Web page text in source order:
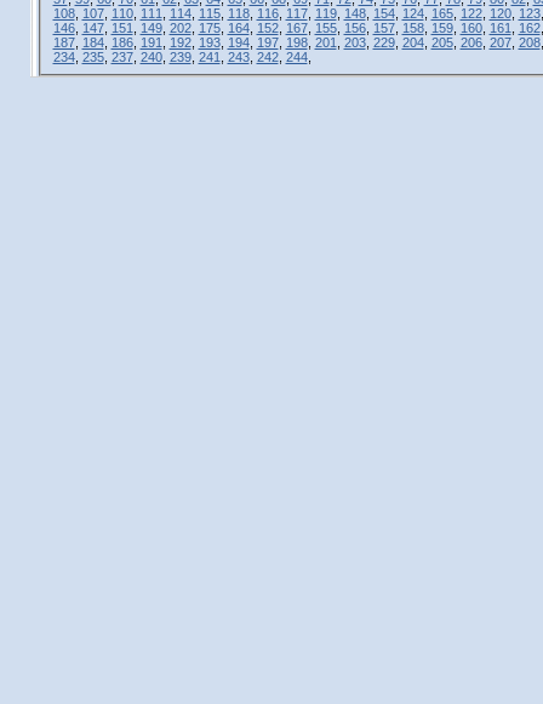
108, 107, 110, 111 114, 115, 118, 116, 117, 119, 148, 154, 124, 165, 122, 120, 123
146, 147, 151 149, 202, 175, 164, 152, 167, 155, 156, 157, 158, 159, 160, 161 162
187, 184, 186, 191 192, 193, 194, 197, 198, 201 203, 229, 204, 205, 206, 207, 208
234, 235, 237, 240, 239, 241 243, 242, 244,